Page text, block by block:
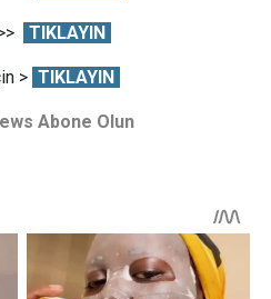
TIKLAYIN
> TIKLAYIN
Abone Olun